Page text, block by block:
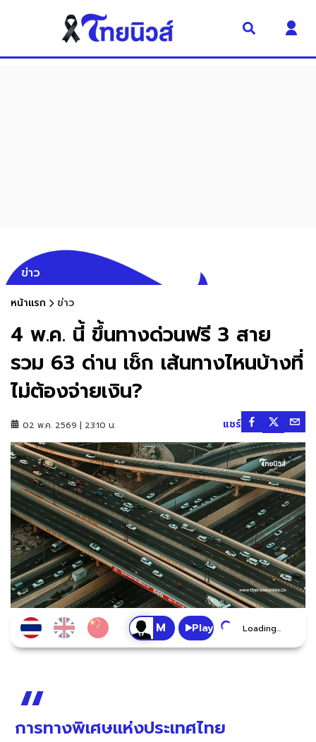
ข่าว
หน้าแรก ข่าว
4 พ.ค. นี้ ขึ้นทางด่วนฟรี 3 สาย
รวม 63 ด่าน เช็ก เส้นทางไหนบ้างที่
ไม่ต้องจ่ายเงิน?
02 พ.ค. 2569 | 23:10 น. แชร์
Play Loading...
การทางพิเศษแห่งประเทศไทย